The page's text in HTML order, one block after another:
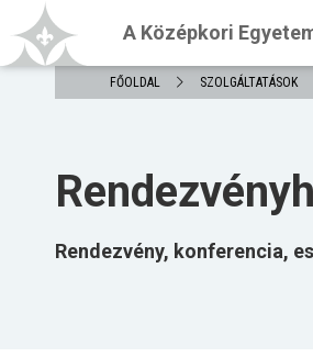
A Középkori
FŐOLDAL SZOLGÁLTATÁSOK
Rendezvény, konferencia,